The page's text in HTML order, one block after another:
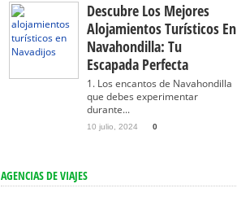
Descubre Los Mejores
Alojamientos Turísticos En
Navahondilla: Tu
Escapada Perfecta
1. Los encantos de Navahondilla
que debes experimentar
durante...
10 julio, 2024 0
AGENCIAS DE VIAJES